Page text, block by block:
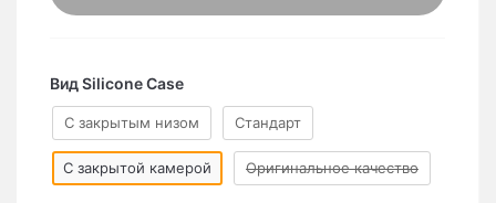
Вид Silicone Case
C закрытым низом Стандарт
С закрытой камерой Оригинальное качество